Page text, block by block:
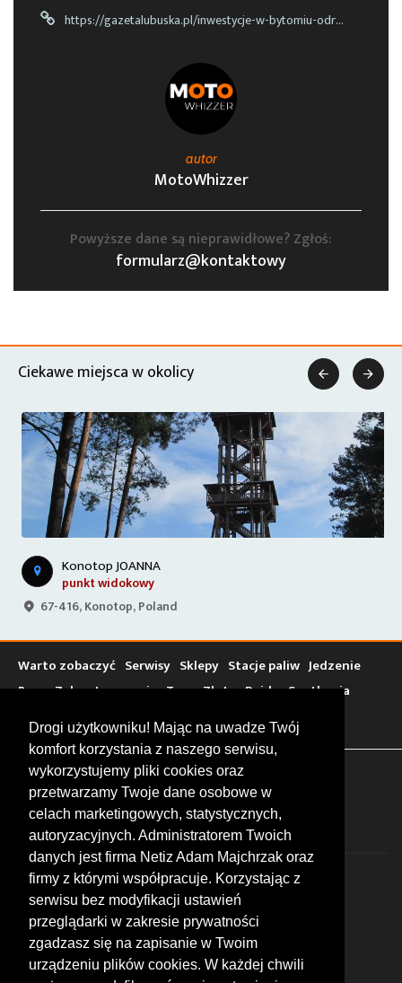
Drogi użytkowniku! Mając na uwadze Twój
komfort korzystania z naszego serwisu,
wykorzystujemy pliki cookies oraz
przetwarzamy Twoje dane osobowe w
celach marketingowych, statystycznych,
autoryzacyjnych. Administratorem Twoich
danych jest firma Netiz Adam Majchrzak oraz
firmy z którymi współpracuje. Korzystając z
serwisu bez modyfikacji ustawień
przeglądarki w zakresie prywatności
zgadzasz się na zapisanie w Twoim
urządzeniu plików cookies. W każdej chwili
https://gazetalubuska.pl/inwestycje-w-bytomiu-odrzanskim-na-pomoscie-nad-odra-w-bytomiu-odrzanskim-pospacerujemy-dopiero-w-przyszlym-roku-wideo/ar/13693986
autor
MotoWhizzer
Powyższe dane są nieprawidłowe? Zgłoś:
formularz@kontaktowy
Ciekawe miejsca w okolicy
Konotop JOANNA
punkt widokowy
67-416, Konotop, Poland
 
Warto zobaczyć Serwisy Sklepy Stacje paliw Jedzenie
Bary Zakwaterowanie Tory Zloty Rajdy Spotkania
Targi
Giełdy Szkolenia
FOLLOW US
© 2026 by MotoWhizzer.com
All rights reserved.